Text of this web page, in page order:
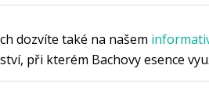
dozvíte také na našem
při kterém Bachovy esence